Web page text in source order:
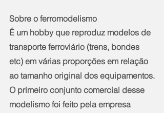
Sobre o ferromodelismo
É um hobby que reproduz modelos de
transporte ferroviário (trens, bondes
etc) em várias proporções em relação
ao tamanho original dos equipamentos.
O primeiro conjunto comercial desse
modelismo foi feito pela empresa